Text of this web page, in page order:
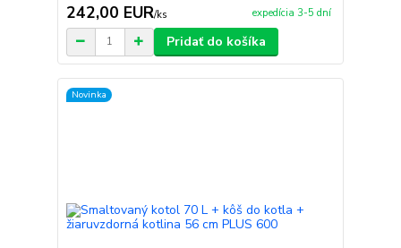
242,00 EUR/ks expedícia 3-5 dní
Pridať do košíka
Novinka